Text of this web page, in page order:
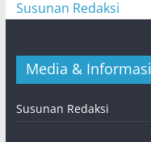
Susunan Redaksi
Media & Informasi
Susunan Redaksi